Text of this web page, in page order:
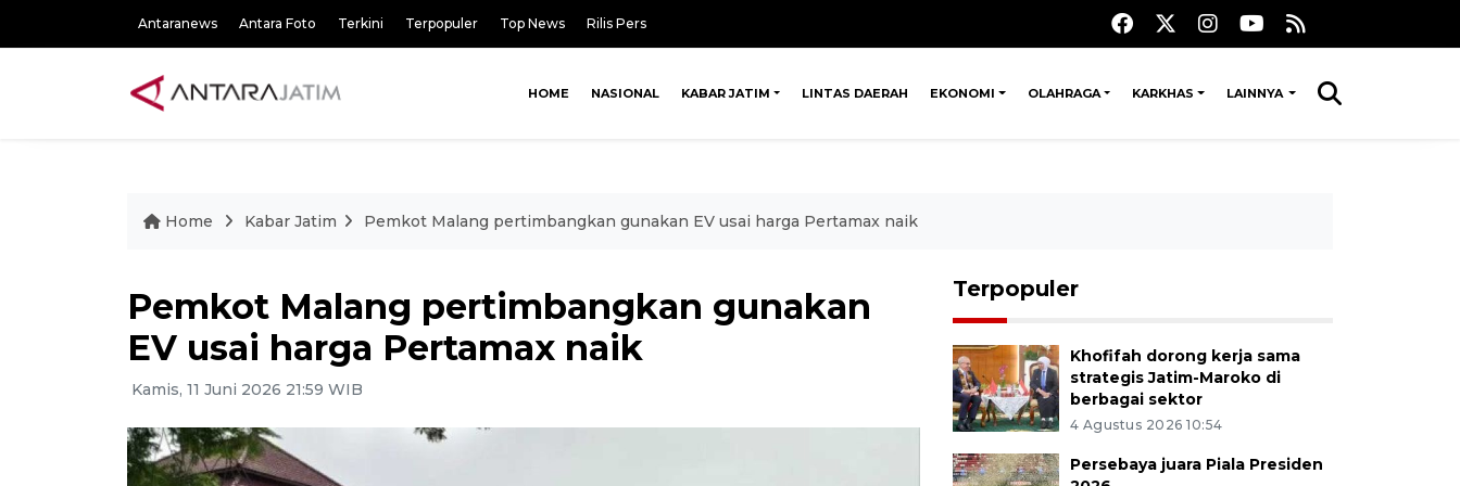
Antaranews Antara Foto Terkini Terpopuler Top News Rilis Pers
HOME NASIONAL KABAR JATIM LINTAS DAERAH EKONOMI OLAHRAGA KARKHAS LAINNYA
Home Kabar Jatim Pemkot Malang pertimbangkan gunakan EV usai harga Pertamax naik
Pemkot Malang pertimbangkan gunakan
EV usai harga Pertamax naik
Kamis, 11 Juni 2026 21:59 WIB
Terpopuler
Khofifah dorong kerja sama
strategis Jatim-Maroko di
berbagai sektor
4 Agustus 2026 10:54
Persebaya juara Piala Presiden